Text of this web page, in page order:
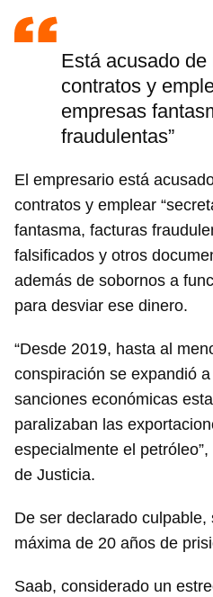
Para poder guardar como
iniciar sesión con tu cuenta
INICIAR
Está acusado
contratos y
empresas
fraudulentas”
El empresario está
contratos y emplear
fantasma, facturas
falsificados y otros
además de sobornos a
para desviar ese dinero.
“Desde 2019, hasta al
conspiración se expandió
sanciones económicas
paralizaban las
especialmente el
de Justicia.
De ser declarado
máxima de 20 años de
Saab, considerado un